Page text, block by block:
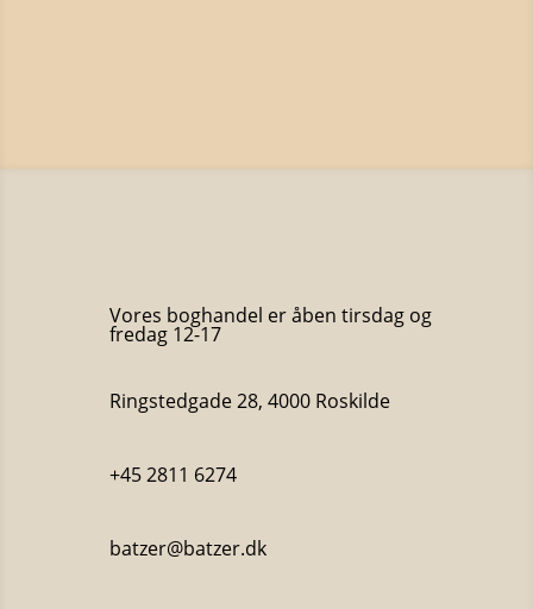
Vores boghandel er åben tirsdag og
fredag 12-17
Ringstedgade 28, 4000 Roskilde
+45 2811 6274
batzer@batzer.dk